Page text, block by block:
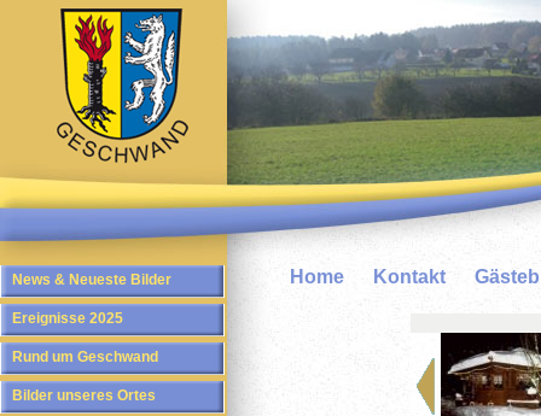
News & Neueste Bilder
Ereignisse 2025
Rund um Geschwand
Bilder unseres Ortes
Home Kontakt